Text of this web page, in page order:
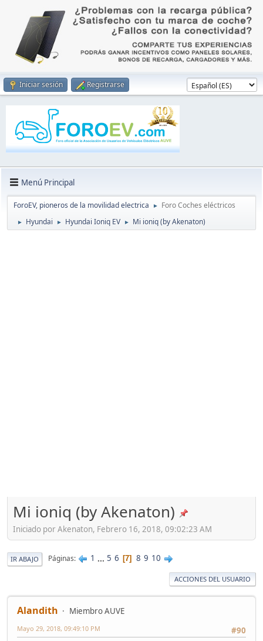
Iniciar sesión Registrarse
Menú Principal
ForoEV, pioneros de la movilidad electrica ► Foro Coches eléctricos
► Hyundai ► Hyundai Ioniq EV ► Mi ioniq (by Akenaton)
Mi ioniq (by Akenaton)
Iniciado por Akenaton, Febrero 16, 2018, 09:02:23 AM
IR ABAJO Páginas 1 ... 5 6 7 8 9 10
ACCIONES DEL USUARIO
Alandith
Miembro AUVE
#90
Mayo 29, 2018, 09:49:10 PM